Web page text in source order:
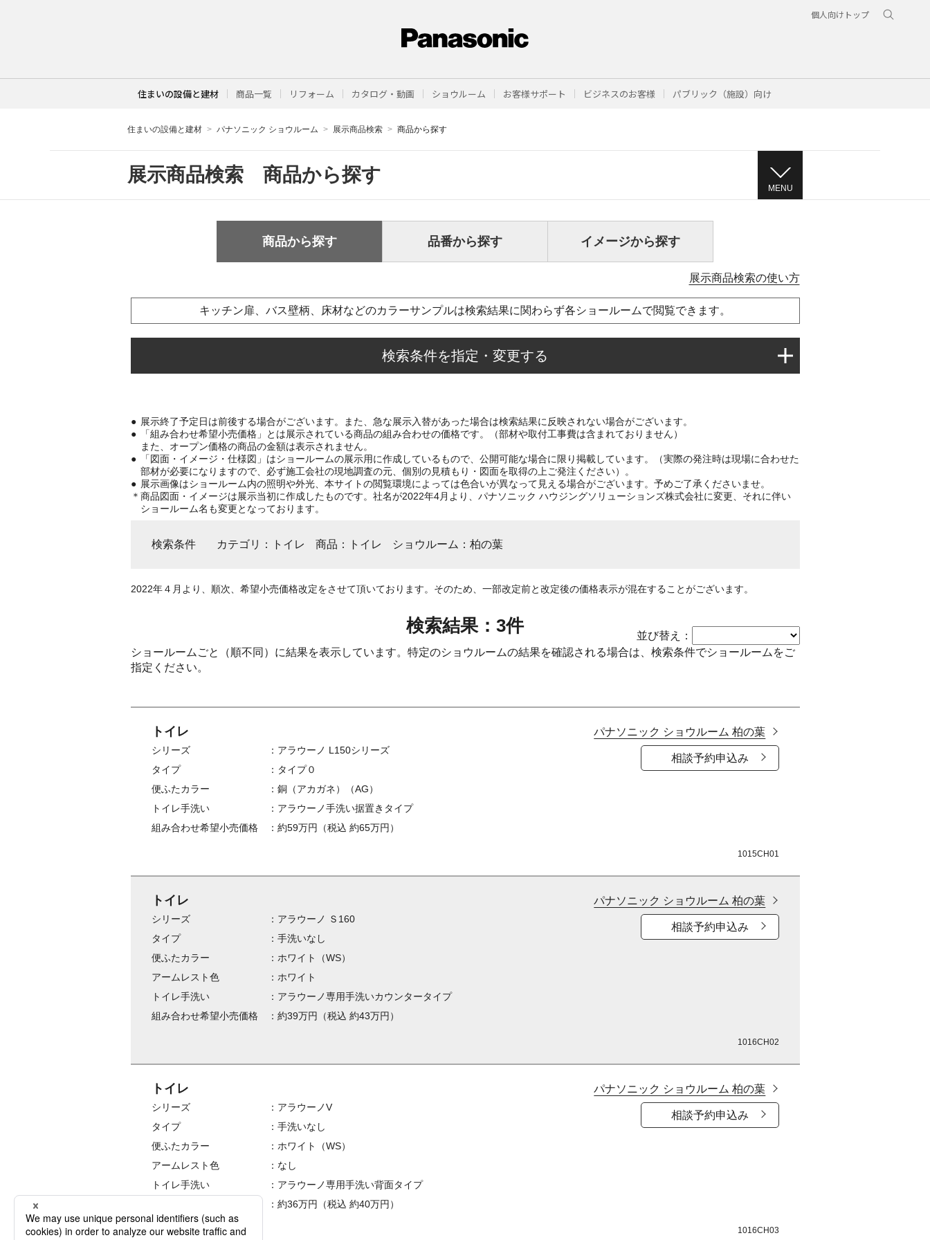
個人向けトップ
住まいの設備と建材 商品一覧 リフォーム カタログ・動画 ショウルーム お客様サポート ビジネスのお客様 パブリック（施設）向け
住まいの設備と建材 パナソニック ショウルーム 展示商品検索 商品から探す
展示商品検索 商品から探す
MENU
商品から探す 品番から探す イメージから探す
展示商品検索の使い方
キッチン扉、バス壁柄、床材などのカラーサンプルは検索結果に関わらず各ショールームで閲覧できます。
検索条件を指定・変更する
展示終了予定日は前後する場合がございます。また、急な展示入替があった場合は検索結果に反映されない場合がございます。
「組み合わせ希望小売価格」とは展示されている商品の組み合わせの価格です。（部材や取付工事費は含まれておりません）
また、オープン価格の商品の金額は表示されません。
「図面・イメージ・仕様図」はショールームの展示用に作成しているもので、公開可能な場合に限り掲載しています。（実際の発注時は現場に合わせた
部材が必要になりますので、必ず施工会社の現地調査の元、個別の見積もり・図面を取得の上ご発注ください）。
展示画像はショールーム内の照明や外光、本サイトの閲覧環境によっては色合いが異なって見える場合がございます。予めご了承くださいませ。
商品図面・イメージは展示当初に作成したものです。社名が2022年4月より、パナソニック ハウジングソリューションズ株式会社に変更、それに伴い
ショールーム名も変更となっております。
検索条件 カテゴリ トイレ 商品 トイレ ショウルーム 柏の葉
2022年４月より、順次、希望小売価格改定をさせて頂いております。そのため、一部改定前と改定後の価格表示が混在することがございます。
検索結果： 3件
並び替え
ショールームごと（順不同）に結果を表示しています。特定のショウルームの結果を確認される場合は、検索条件でショールームをご
指定ください。
トイレ パナソニック ショウルーム 柏の葉
相談予約申込み
シリーズ
アラウーノ L150シリーズ
タイプ
タイプ０
便ふたカラー
銅（アカガネ）（AG）
トイレ手洗い
アラウーノ手洗い据置きタイプ
組み合わせ希望小売価格
約59万円（税込 約65万円）
1015CH01
トイレ パナソニック ショウルーム 柏の葉
相談予約申込み
シリーズ
アラウーノ Ｓ160
タイプ
手洗いなし
便ふたカラー
ホワイト（WS）
アームレスト色
ホワイト
トイレ手洗い
アラウーノ専用手洗いカウンタータイプ
組み合わせ希望小売価格
約39万円（税込 約43万円）
1016CH02
トイレ パナソニック ショウルーム 柏の葉
相談予約申込み
シリーズ
アラウーノV
タイプ
手洗いなし
便ふたカラー
ホワイト（WS）
アームレスト色
なし
トイレ手洗い
アラウーノ専用手洗い背面タイプ
約36万円（税込 約40万円）
1016CH03